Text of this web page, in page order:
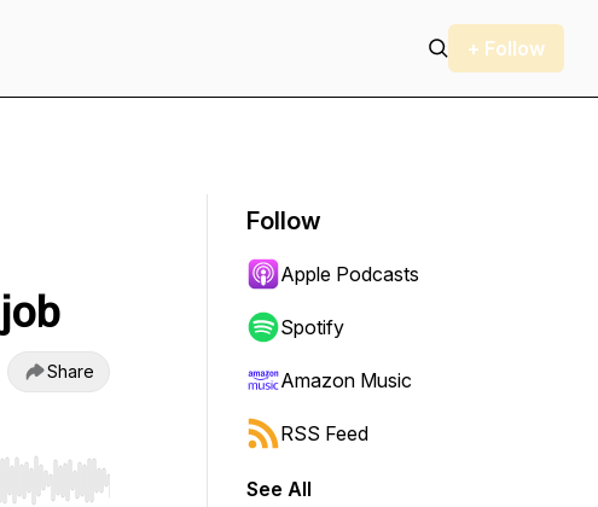
+ Follow
Share
or end. Hold shift to jump forward or backward.
Follow
Apple Podcasts
Spotify
Amazon Music
RSS Feed
See All